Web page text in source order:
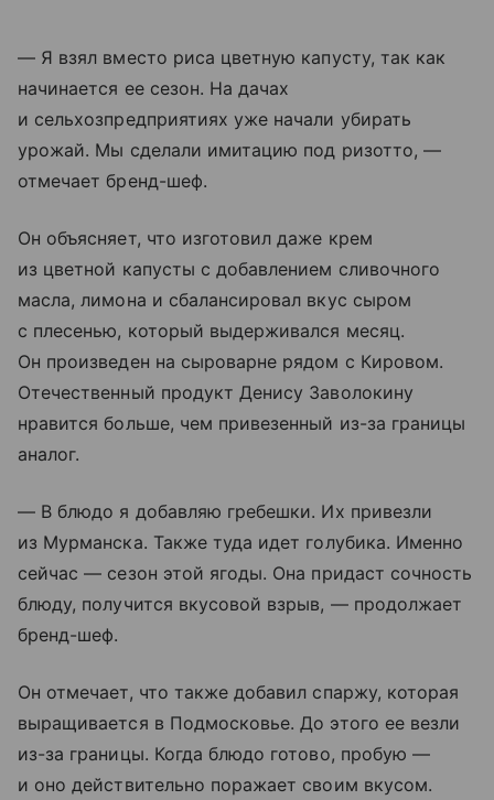
— Я взял вместо риса цветную капусту, так как
начинается ее сезон. На дачах
и сельхозпредприятиях уже начали убирать
урожай. Мы сделали имитацию под ризотто, —
отмечает бренд-шеф.
Он объясняет, что изготовил даже крем
из цветной капусты с добавлением сливочного
масла, лимона и сбалансировал вкус сыром
с плесенью, который выдерживался месяц.
Он произведен на сыроварне рядом с Кировом.
Отечественный продукт Денису Заволокину
нравится больше, чем привезенный из-за границы
аналог.
— В блюдо я добавляю гребешки. Их привезли
из Мурманска. Также туда идет голубика. Именно
сейчас — сезон этой ягоды. Она придаст сочность
блюду, получится вкусовой взрыв, — продолжает
бренд-шеф.
Он отмечает, что также добавил спаржу, которая
выращивается в Подмосковье. До этого ее везли
из-за границы. Когда блюдо готово, пробую —
и оно действительно поражает своим вкусом.